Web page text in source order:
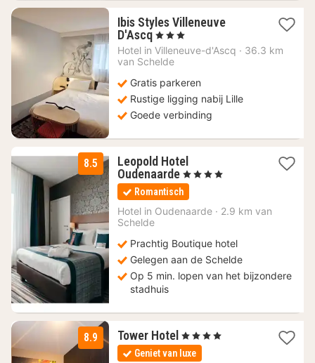
Ibis Styles Villeneuve
D'Ascq 2
nachten
vanaf
€
, 3 Sterren
Hotel in Villeneuve-d'Ascq · 36.3 km
van Schelde
Gratis parkeren
Rustige ligging nabij Lille
Goede verbinding
8.5
Leopold Hotel
Oudenaarde 1
nacht
vanaf
114
, 4 Sterren
Romantisch
Hotel in Oudenaarde · 2.9 km van
Schelde
Prachtig Boutique hotel
Gelegen aan de Schelde
Op 5 min. lopen van het bijzondere
stadhuis
8.9 Tower Hotel 1
nacht
vanaf
, 4 Sterren
Geniet van luxe